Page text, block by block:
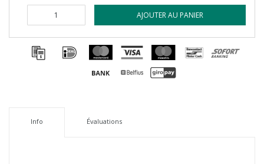
AJOUTER AU PANIER
Info Évaluations